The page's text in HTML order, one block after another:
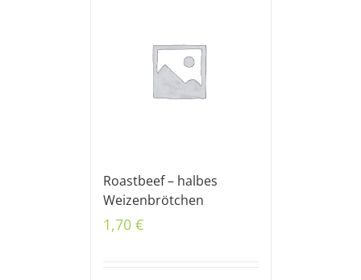
Roastbeef – halbes
Weizenbrötchen
1,70 €